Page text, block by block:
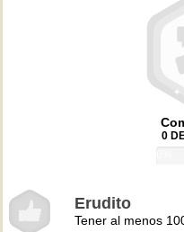
0
Erudito
Tener al menos